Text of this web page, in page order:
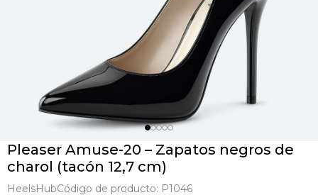
Pleaser Amuse-20 – Zapatos negros de
charol (tacón 12,7 cm)
HeelsHubCódigo de producto: P1046